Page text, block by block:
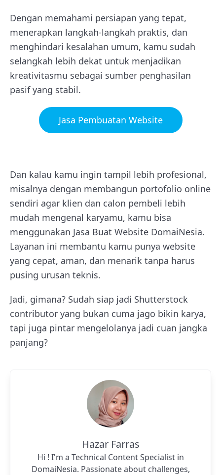
Dengan memahami persiapan yang tepat,
menerapkan langkah-langkah praktis, dan
menghindari kesalahan umum, kamu sudah
selangkah lebih dekat untuk menjadikan
kreativitasmu sebagai sumber penghasilan
pasif yang stabil.
Jasa Pembuatan Website
Dan kalau kamu ingin tampil lebih profesional,
misalnya dengan membangun portofolio online
sendiri agar klien dan calon pembeli lebih
mudah mengenal karyamu, kamu bisa
menggunakan Jasa Buat Website DomaiNesia.
Layanan ini membantu kamu punya website
yang cepat, aman, dan menarik tanpa harus
pusing urusan teknis.
Jadi, gimana? Sudah siap jadi Shutterstock
contributor yang bukan cuma jago bikin karya,
tapi juga pintar mengelolanya jadi cuan jangka
panjang?
Hazar Farras
Hi ! I'm a Technical Content Specialist in
DomaiNesia. Passionate about challenges,